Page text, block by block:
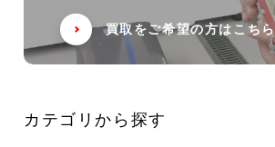
買取をご希望の方はこちら
カテゴリから探す